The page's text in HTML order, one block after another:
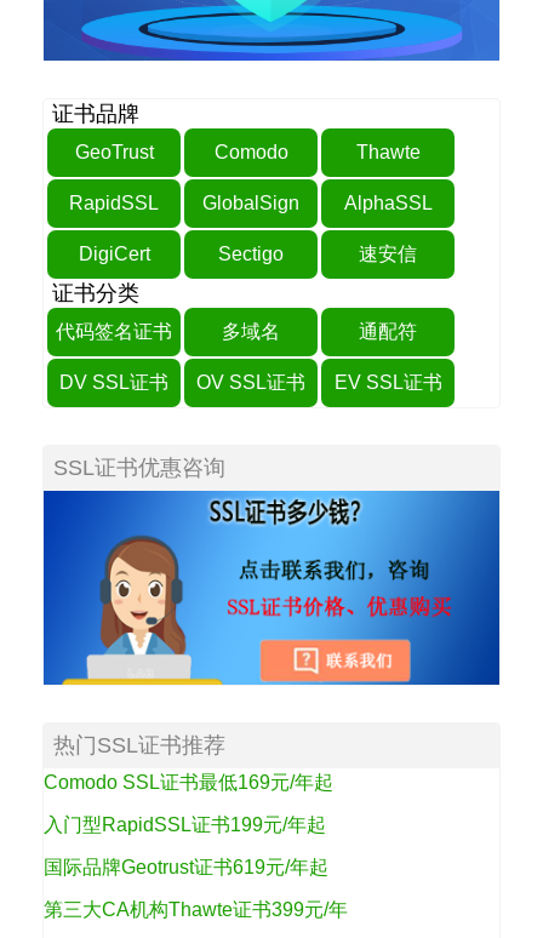
证书品牌
GeoTrust Comodo Thawte
RapidSSL GlobalSign AlphaSSL
DigiCert Sectigo 速安信
证书分类
代码签名证书 多域名 通配符
DV SSL证书 OV SSL证书 EV SSL证书
SSL证书优惠咨询
热门SSL证书推荐
Comodo SSL证书最低169元/年起
入门型RapidSSL证书199元/年起
国际品牌Geotrust证书619元/年起
第三大CA机构Thawte证书399元/年